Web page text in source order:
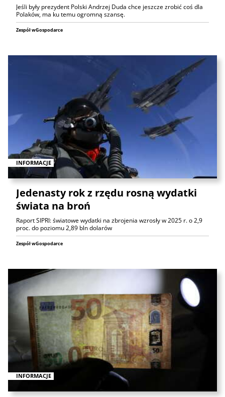
Jeśli były prezydent Polski Andrzej Duda chce jeszcze zrobić coś dla
Polaków, ma ku temu ogromną szansę.
Zespół wGospodarce
INFORMACJE
Jedenasty rok z rzędu rosną wydatki
świata na broń
Raport SIPRI: światowe wydatki na zbrojenia wzrosły w 2025 r. o 2,9
proc. do poziomu 2,89 bln dolarów
Zespół wGospodarce
INFORMACJE